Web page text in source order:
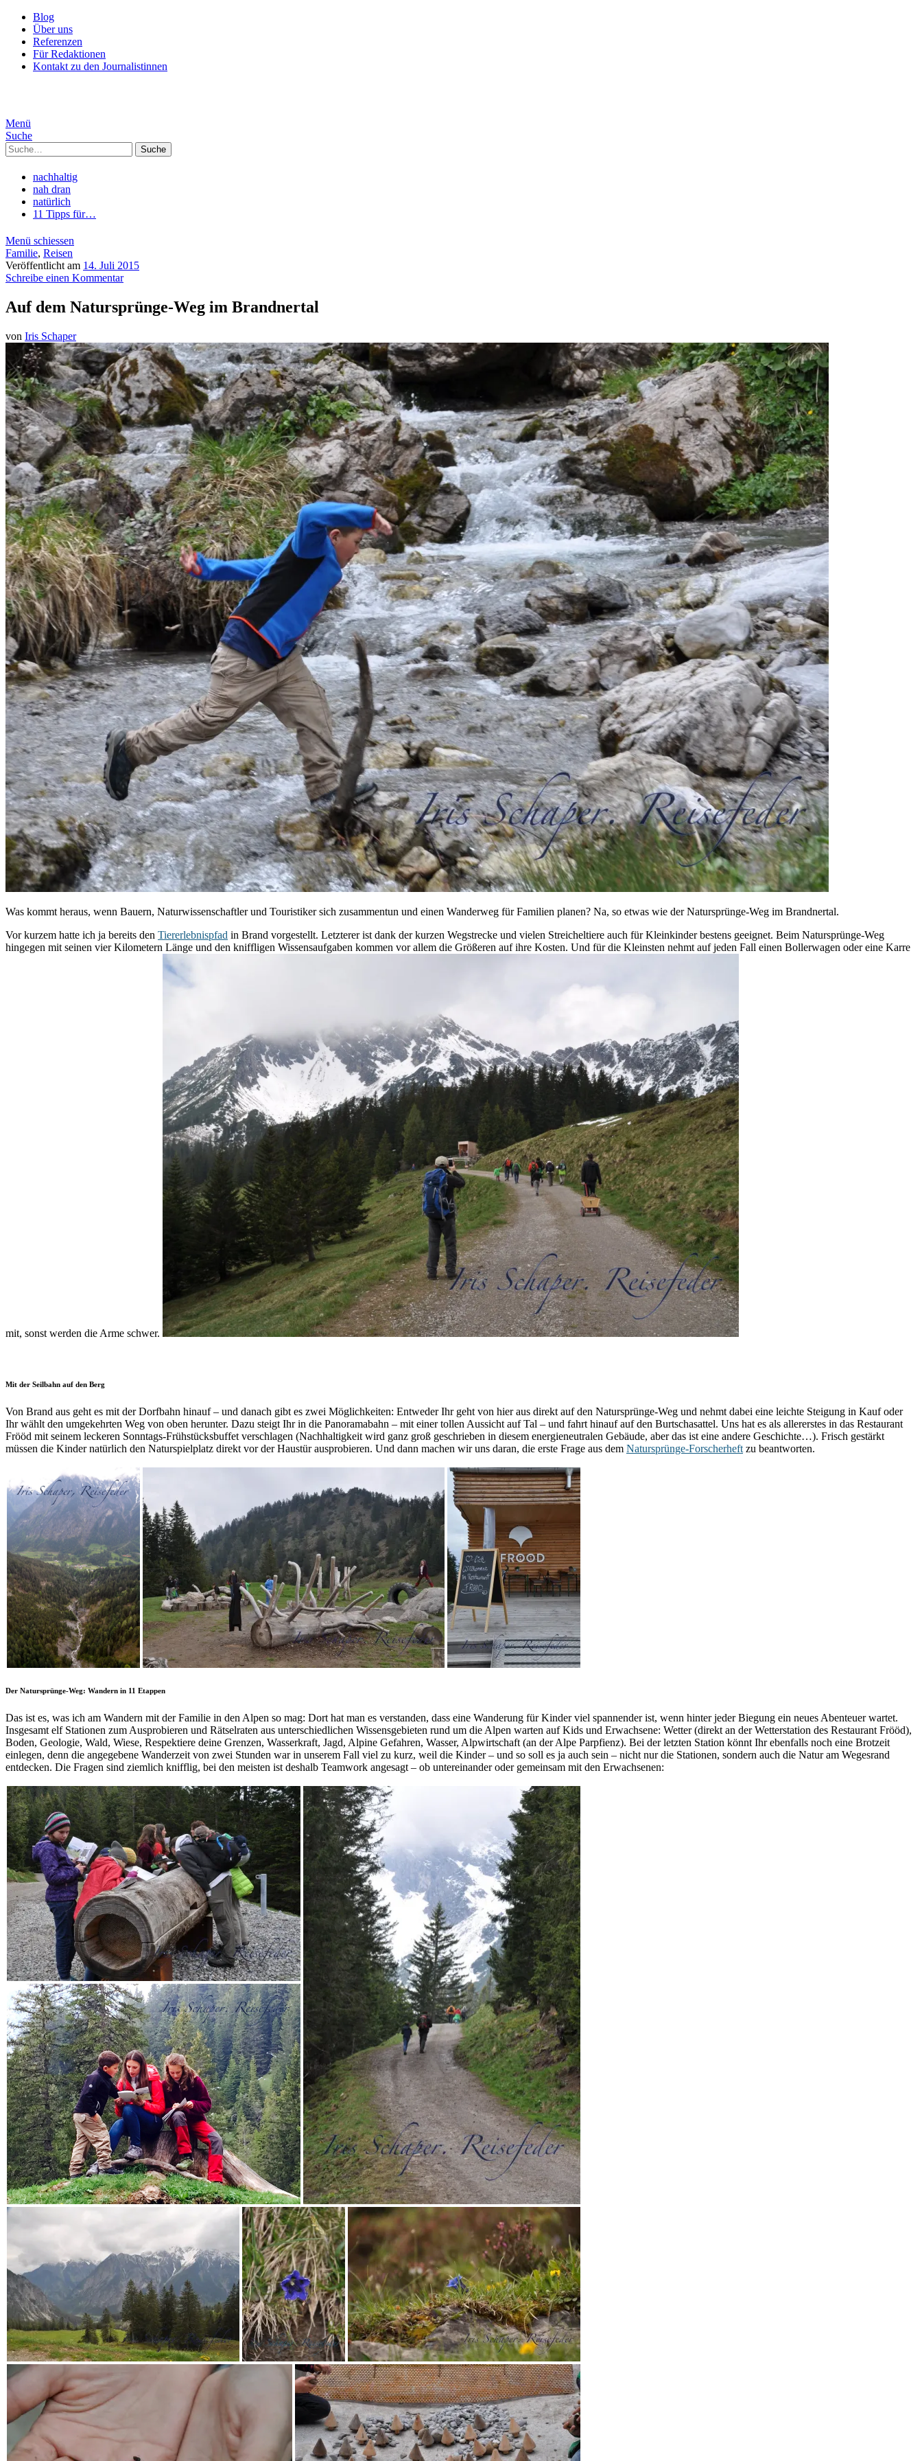
Blog
Über uns
Referenzen
Für Redaktionen
Kontakt zu den Journalistinnen
Menü
Suche
Suche
nachhaltig
nah dran
natürlich
11 Tipps für…
Menü schiessen
Familie, Reisen
Veröffentlicht am 14. Juli 2015
Schreibe einen Kommentar
Auf dem Natursprünge-Weg im Brandnertal
von Iris Schaper
Was kommt heraus, wenn Bauern, Naturwissenschaftler und Touristiker sich zusammentun und einen Wanderweg für Familien planen? Na, so etwas wie der Natursprünge-Weg im Brandnertal.
Vor kurzem hatte ich ja bereits den Tiererlebnispfad in Brand vorgestellt. Letzterer ist dank der kurzen Wegstrecke und vielen Streicheltiere auch für Kleinkinder bestens geeignet. Beim Natursprünge-Weg
hingegen mit seinen vier Kilometern Länge und den kniffligen Wissensaufgaben kommen vor allem die Größeren auf ihre Kosten. Und für die Kleinsten nehmt auf jeden Fall einen Bollerwagen oder eine Karre
mit, sonst werden die Arme schwer.
Mit der Seilbahn auf den Berg
Von Brand aus geht es mit der Dorfbahn hinauf – und danach gibt es zwei Möglichkeiten: Entweder Ihr geht von hier aus direkt auf den Natursprünge-Weg und nehmt dabei eine leichte Steigung in Kauf oder
Ihr wählt den umgekehrten Weg von oben herunter. Dazu steigt Ihr in die Panoramabahn – mit einer tollen Aussicht auf Tal – und fahrt hinauf auf den Burtschasattel. Uns hat es als allererstes in das Restaurant
Frööd mit seinem leckeren Sonntags-Frühstücksbuffet verschlagen (Nachhaltigkeit wird ganz groß geschrieben in diesem energieneutralen Gebäude, aber das ist eine andere Geschichte…). Frisch gestärkt
müssen die Kinder natürlich den Naturspielplatz direkt vor der Haustür ausprobieren. Und dann machen wir uns daran, die erste Frage aus dem Natursprünge-Forscherheft zu beantworten.
Der Natursprünge-Weg: Wandern in 11 Etappen
Das ist es, was ich am Wandern mit der Familie in den Alpen so mag: Dort hat man es verstanden, dass eine Wanderung für Kinder viel spannender ist, wenn hinter jeder Biegung ein neues Abenteuer wartet.
Insgesamt elf Stationen zum Ausprobieren und Rätselraten aus unterschiedlichen Wissensgebieten rund um die Alpen warten auf Kids und Erwachsene: Wetter (direkt an der Wetterstation des Restaurant Frööd),
Boden, Geologie, Wald, Wiese, Respektiere deine Grenzen, Wasserkraft, Jagd, Alpine Gefahren, Wasser, Alpwirtschaft (an der Alpe Parpfienz). Bei der letzten Station könnt Ihr ebenfalls noch eine Brotzeit
einlegen, denn die angegebene Wanderzeit von zwei Stunden war in unserem Fall viel zu kurz, weil die Kinder – und so soll es ja auch sein – nicht nur die Stationen, sondern auch die Natur am Wegesrand
entdecken. Die Fragen sind ziemlich knifflig, bei den meisten ist deshalb Teamwork angesagt – ob untereinander oder gemeinsam mit den Erwachsenen: